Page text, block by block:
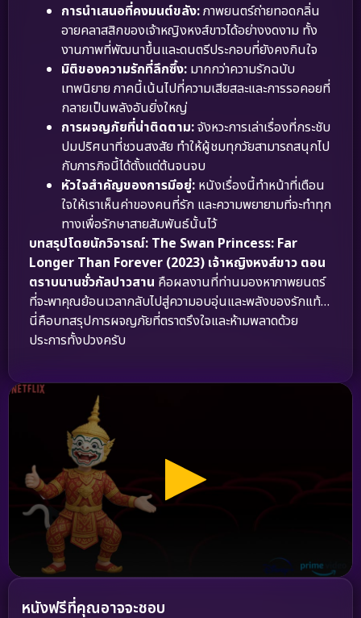
การนำเสนอที่คงมนต์ขลัง:ภาพยนตร์ถ่ายทอดกลิ่น
อายคลาสสิกของเจ้าหญิงหงส์ขาวได้อย่างงดงาม ทั้ง
งานภาพที่พัฒนาขึ้นและดนตรีประกอบที่ยังคงกินใจ
มิติของความรักที่ลึกซึ้ง: มากกว่าความรักฉบับ
เทพนิยาย ภาคนี้เน้นไปที่ความเสียสละและการรอคอยที่
กลายเป็นพลังอันยิ่งใหญ่
การผจญภัยที่น่าติดตาม:จังหวะการเล่าเรื่องที่กระชับ
ปมปริศนาที่ชวนสงสัย ทำให้ผู้ชมทุกวัยสามารถสนุกไป
กับภารกิจนี้ได้ตั้งแต่ต้นจนจบ
หัวใจสำคัญของการมีอยู่: หนังเรื่องนี้ทำหน้าที่เตือน
ใจให้เราเห็นค่าของคนที่รัก และความพยายามที่จะทำทุก
ทางเพื่อรักษาสายสัมพันธ์นั้นไว้
บทสรุปโดยนักวิจารณ์: The Swan Princess: Far
Longer Than Forever (2023) เจ้าหญิงหงส์ขาว ตอน
ตราบนานชั่วกัลปาวสาน คือผลงานที่ท่านมองหาภาพยนตร์
ที่จะพาคุณย้อนเวลากลับไปสู่ความอบอุ่นและพลังของรักแท้…
นี่คือบทสรุปการผจญภัยที่ตราตรึงใจและห้ามพลาดด้วย
ประการทั้งปวงครับ
หนังฟรีที่คุณอาจจะชอบ